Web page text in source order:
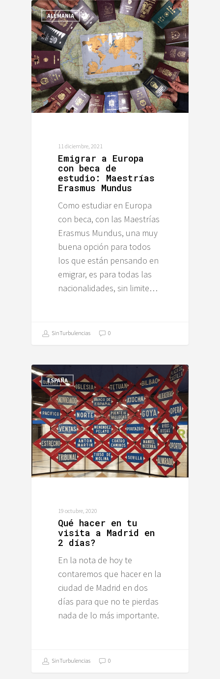
ALEMANIA
11 diciembre, 2021
Emigrar a Europa
con beca de
estudio: Maestrías
Erasmus Mundus
Como estudiar en Europa
con beca, con las Maestrías
Erasmus Mundus, una muy
buena opción para todos
los que están pensando en
emigrar, es para todas las
nacionalidades, sin limite…
SinTurbulencias 0
ESPAÑA
19 octubre, 2020
Qué hacer en tu
visita a Madrid en
2 días?
En la nota de hoy te
contaremos que hacer en la
ciudad de Madrid en dos
días para que no te pierdas
nada de lo más importante.
SinTurbulencias 0